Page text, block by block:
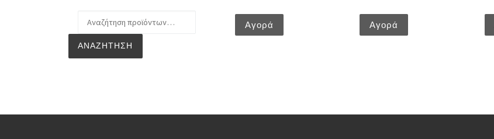
Αγορά Αγορά
ΑΝΑΖΉΤΗΣΗ